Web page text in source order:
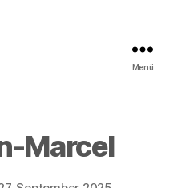
Menü
Marcel